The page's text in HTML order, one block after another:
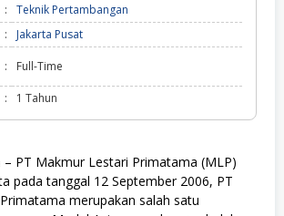
:
Teknik Pertambangan
:
Jakarta Pusat
: Full-Time
: 1 Tahun
PT Makmur Lestari Primatama (MLP)
pada tanggal 12 September 2006, PT
merupakan salah satu